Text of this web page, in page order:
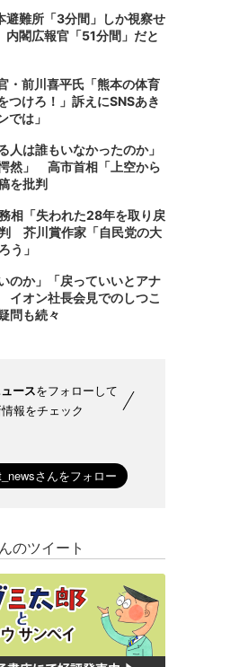
避難所「3分間」しか視察せ
閣広報官「51分間」だと
・前川喜平氏「熊本の体育
つけろ！」訴えにSNSあき
では」
人は誰もいなかったのか」
愕然」 高市首相「上空から
を批判
相「失われた28年を取り戻
芥川賞作家「自民党の大
う」
のか」「戻っていいとアナ
オン社長会見でのしつこ
問も続々
ースをフォローして
報をチェック
のツイート